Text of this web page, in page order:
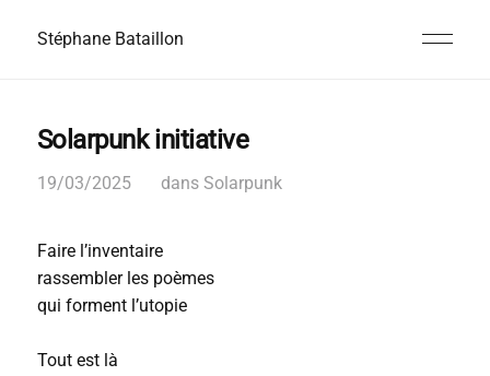
Stéphane Bataillon
Solarpunk initiative
19/03/2025 dans Solarpunk
Faire l’inventaire
rassembler les poèmes
qui forment l’utopie
Tout est là